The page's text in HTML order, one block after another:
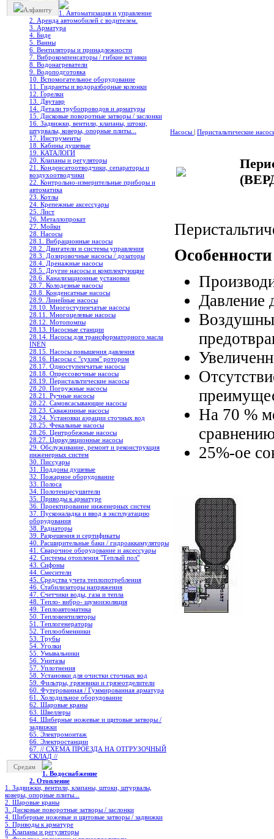
Алфавиту
1. Автоматизация и управление
2. Аренда автомобилей с водителем.
3. Арматура
4. Биде
5. Ванны
6. Вентиляторы и принадлежности
7. Виброкомпенсаторы / гибкие вставки
8. Водонагреватели
9. Водоподготовка
10. Вспомогательное оборудование
11. Гидранты и водоразборные колонки
12. Горелки
13. Двутавр
14. Детали трубопроводов и арматуры
15. Дисковые поворотные затворы / заслонки
16. Задвижки, вентили, клапаны, штоки,
штурвалы, коверы, опорные плиты...
17. Инструменты
18. Кабины душевые
19. КАТАЛОГИ
20. Клапаны и регуляторы
21. Конденсатоотводчики, сепараторы и
воздухоотводчики
22. Контрольно-измерительные приборы и
автоматика
23. Котлы
24. Крепежные аксессуары
25. Лист
26. Металлопрокат
27. Мойки
28. Насосы
28.1. Вибрационные насосы
28.2. Двигатели и системы управления
28.3. Дозировочные насосы / дозаторы
28.4. Дренажные насосы
28.5. Другие насосы и комплектующие
28.6. Канализационные установки
28.7. Колодезные насосы
28.8. Конденсатные насосы
28.9. Линейные насосы
28.10. Многоступенчатые насосы
28.11. Многоцелевые насосы
28.12. Мотопомпы
28.13. Насосные станции
28.14. Насосы для трансформаторного масла
INEN
28.15. Насосы повышения давления
28.16. Насосы с "сухим" ротором
28.17. Одноступенчатые насосы
28.18. Опрессовочные насосы
28.19. Перистальтические насосы
28.20. Погружные насосы
28.21. Ручные насосы
28.22. Самовсасывающие насосы
28.23. Скважинные насосы
28.24. Установки аэрации сточных вод
28.25. Фекальные насосы
28.26. Центробежные насосы
28.27. Циркуляционные насосы
29. Обслуживание, ремонт и реконструкция
инженерных систем
30. Писсуары
31. Поддоны душевые
32. Пожарное оборудование
33. Полоса
34. Полотенцесушители
35. Приводы к арматуре
36. Проектирование инженерных систем
37. Пусконаладка и ввод в эксплуатацию
оборудования
38. Радиаторы
39. Разрешения и сертификаты
40. Расширительные баки / гидроаккамуляторы
41. Сварочное оборудование и аксессуары
42. Системы отопления "Теплый пол"
43. Сифоны
44. Смесители
45. Средства учета теплопотребления
46. Стабилизаторы напряжения
47. Счетчики воды, газа и тепла
48. Тепло- вибро- шумоизоляция
49. Теплоавтоматика
50. Тепловентиляторы
51. Теплогенераторы
52. Теплообменники
53. Трубы
54. Уголки
55. Умывальники
56. Унитазы
57. Уплотнения
58. Установки для очистки сточных вод
59. Фильтры, грязевики и грязеотделители
60. Футерованная / Гуммированная арматура
61. Холодильное oборудование
62. Шаровые краны
63. Швеллеры
64. Шиберные ножевые и щитовые затворы /
задвижки
65. Электромонтаж
66. Электростанции
67. // СХЕМА ПРОЕЗДА НА ОТГРУЗОЧНЫЙ
СКЛАД //
Средам
1. Водоснабжение
2. Отопление
1. Задвижки, вентили, клапаны, штоки, штурвалы,
коверы, опорные плиты...
2. Шаровые краны
3. Дисковые поворотные затворы / заслонки
4. Шиберные ножевые и щитовые затворы / задвижки
5. Приводы к арматуре
6. Клапаны и регуляторы
Насосы | Перистальтические
Давление
На 70 %
25%-ое